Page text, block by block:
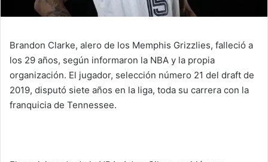
Brandon Clarke, alero de los Memphis Grizzlies, falleció a
los 29 años, según informaron la NBA y la propia
organización. El jugador, selección número 21 del draft de
2019, disputó siete años en la liga, toda su carrera con la
franquicia de Tennessee.